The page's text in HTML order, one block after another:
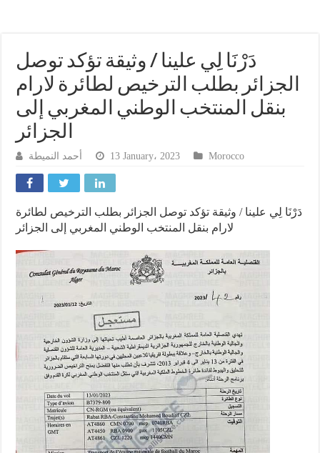
دَرْنَا لِي علينا / وثيقة تؤكد توصل
الجزائر بطلب الترخيص لطائرة لارام
بنقل المنتخب الوطني المغربي إلى
الجزائر
أحمد النميطة 13 January، 2023 Morocco
دَرْنَا لِي علينا / وثيقة تؤكد توصل الجزائر بطلب الترخيص لطائرة
لارام بنقل المنتخب الوطني المغربي إلى الجزائر